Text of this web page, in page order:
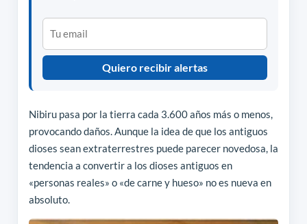
Quiero recibir alertas
Nibiru pasa por la tierra cada 3.600 años más o menos,
provocando daños. Aunque la idea de que los antiguos
dioses sean extraterrestres puede parecer novedosa, la
tendencia a convertir a los dioses antiguos en
«personas reales» o «de carne y hueso» no es nueva en
absoluto.